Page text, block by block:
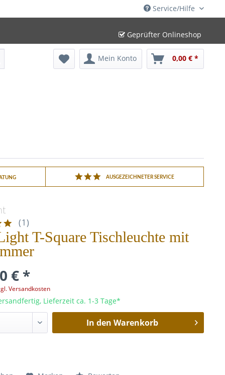
Service/Hilfe
Geprüfter Onlineshop
Mein Konto 0,00 € *
AUSGEZEICHNETER SERVICE
(1)
T-Square Tischleuchte mit
€ *
Versandkosten
Lieferzeit ca. 1-3 Tage*
In den Warenkorb